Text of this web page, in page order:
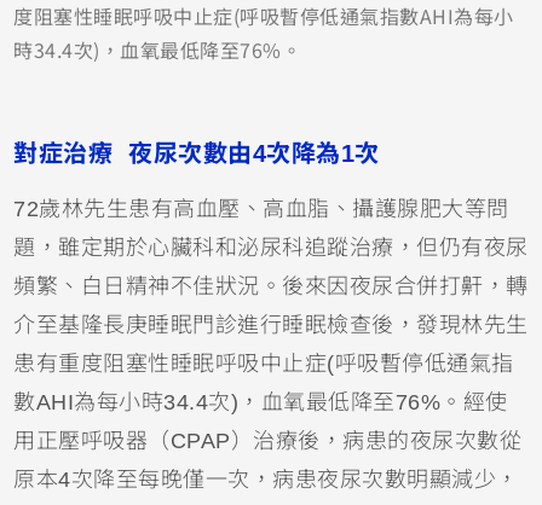
度阻塞性睡眠呼吸中止症(呼吸暫停低通氣指數AHI為每小
時34.4次)，血氧最低降至76%。
對症治療 夜尿次數由4次降為1次
72歲林先生患有高血壓、高血脂、攝護腺肥大等問
題，雖定期於心臟科和泌尿科追蹤治療，但仍有夜尿
頻繁、白日精神不佳狀況。後來因夜尿合併打鼾，轉
介至基隆長庚睡眠門診進行睡眠檢查後，發現林先生
患有重度阻塞性睡眠呼吸中止症(呼吸暫停低通氣指
數AHI為每小時34.4次)，血氧最低降至76%。經使
用正壓呼吸器（CPAP）治療後，病患的夜尿次數從
原本4次降至每晚僅一次，病患夜尿次數明顯減少，